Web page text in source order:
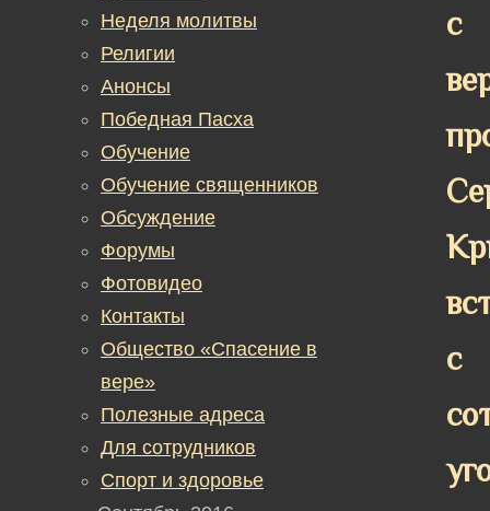
с
с
Неделя молитвы
Религии
Анонсы
Победная Пасха
Обучение
Обучение священников
Обсуждение
Форумы
Фотовидео
Контакты
Общество «Спасение в
вере»
Полезные адреса
Для сотрудников
Спорт и здоровье